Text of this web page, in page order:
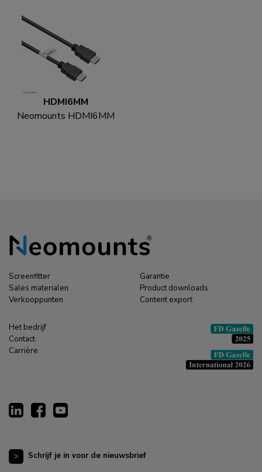
HDMI6MM
Neomounts HDMI6MM
Screenfitter
Sales materialen
Verkooppunten
Garantie
Product downloads
Content export
Het bedrijf
Contact
Carrière
Schrijf je in voor de nieuwsbrief